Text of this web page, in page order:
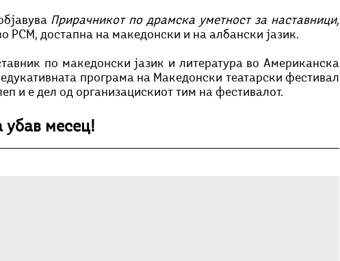
РСМ, достапна на македонски и на албански јазик.
по македонски јазик и литература во Американска
програма на Македонски театарски фестивал
и е дел од организацискиот тим на фестивалот.
убав месец!